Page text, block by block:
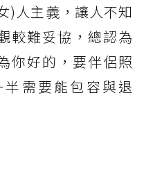
)人主義，讓人不知
較難妥協，總認為
你好的，要伴侶照
需要能包容與退